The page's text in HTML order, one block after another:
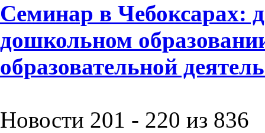
Семинар в Чебоксарах:
дошкольном
образовательной
Новости 201 - 220 из 836